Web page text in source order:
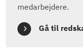
medarbejdere.
Gå til